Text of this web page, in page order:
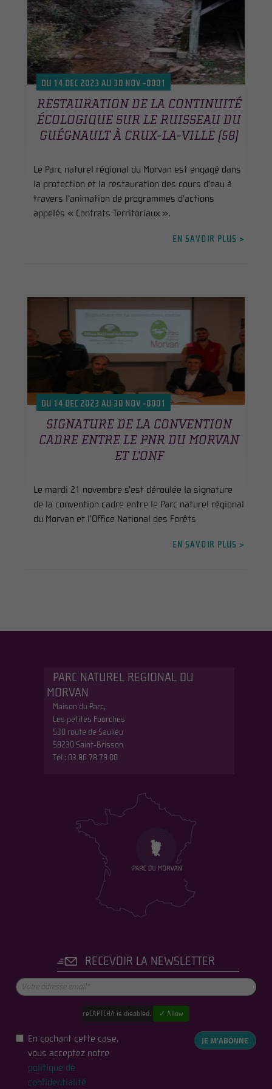
DU 14 DEC 2023 AU 30 NOV -0001
RESTAURATION DE LA CONTINUITÉ
ÉCOLOGIQUE SUR LE RUISSEAU DU
GUÉGNAULT À CRUX-LA-VILLE (58)
Le Parc naturel régional du Morvan est engagé dans
la protection et la restauration des cours d’eau à
travers l’animation de programmes d’actions
appelés « Contrats Territoriaux ».
EN SAVOIR PLUS >
DU 14 DEC 2023 AU 30 NOV -0001
SIGNATURE DE LA CONVENTION
CADRE ENTRE LE PNR DU MORVAN
ET L’ONF
Le mardi 21 novembre s’est déroulée la signature
de la convention cadre entre le Parc naturel régional
du Morvan et l’Office National des Forêts
EN SAVOIR PLUS >
PARC NATUREL REGIONAL DU
MORVAN
Maison du Parc,
Les petites Fourches
530 route de Saulieu
58230 Saint-Brisson
Tél : 03 86 78 79 00
RECEVOIR LA NEWSLETTER
reCAPTCHA is disabled. ✓ Allow
En cochant cette case,
vous acceptez notre
politique de
confidentialité
JE M'ABONNE